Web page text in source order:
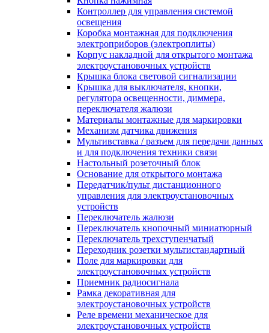
Контроллер для управления системой
освещения
Коробка монтажная для подключения
электроприборов (электроплиты)
Корпус накладной для открытого монтажа
электроустановочных устройств
Крышка блока световой сигнализации
Крышка для выключателя, кнопки,
регулятора освещенности, диммера,
переключателя жалюзи
Материалы монтажные для маркировки
Механизм датчика движения
Мультивставка / разъем для передачи данных
и для подключения техники связи
Настольный розеточный блок
Основание для открытого монтажа
Передатчик/пульт дистанционного
управления для электроустановочных
устройств
Переключатель жалюзи
Переключатель кнопочный миниатюрный
Переключатель трехступенчатый
Переходник розетки мультистандартный
Поле для маркировки для
электроустановочных устройств
Приемник радиосигнала
Рамка декоративная для
электроустановочных устройств
Реле времени механическое для
электроустановочных устройств